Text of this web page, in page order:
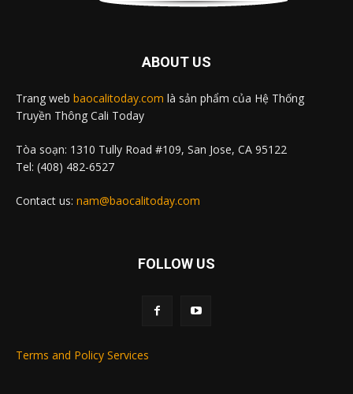
ABOUT US
Trang web baocalitoday.com là sản phẩm của Hệ Thống
Truyền Thông Cali Today
Tòa soạn: 1310 Tully Road #109, San Jose, CA 95122
Tel: (408) 482-6527
Contact us: nam@baocalitoday.com
FOLLOW US
Terms and Policy Services